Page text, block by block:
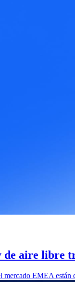
de aire libre
mercado EMEA